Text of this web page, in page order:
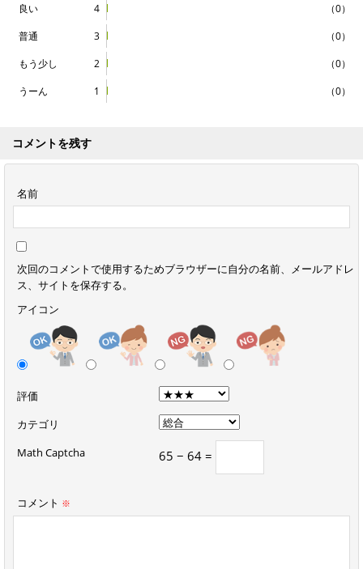
良い
4
（0）
普通
3
（0）
もう少し
2
（0）
うーん
1 （0）
コメントを残す
名前
次回のコメントで使用するためブラウザーに自分の名前、メールアドレ
ス、サイトを保存する。
アイコン
評価
カテゴリ
Math Captcha
65 − 64 =
コメント ※